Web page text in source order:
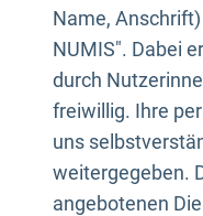
Name,
NUMIS". Dabei
durch
freiwillig. Ihre
uns
weitergegeben.
angebotenen